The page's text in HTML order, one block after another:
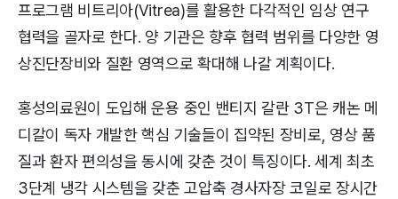
프로그램 비트리아(Vitrea)를 활용한 다각적인 임상 연구
협력을 골자로 한다. 양 기관은 향후 협력 범위를 다양한 영
상진단장비와 질환 영역으로 확대해 나갈 계획이다.
홍성의료원이 도입해 운용 중인 밴티지 갈란 3T은 캐논 메
디칼이 독자 개발한 핵심 기술들이 집약된 장비로, 영상 품
질과 환자 편의성을 동시에 갖춘 것이 특징이다. 세계 최초
3단계 냉각 시스템을 갖춘 고압축 경사자장 코일로 장시간